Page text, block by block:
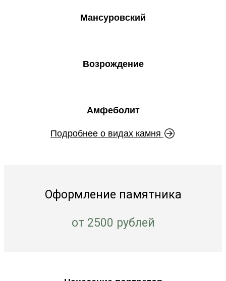
Мансуровский
Возрождение
Амфеболит
Подробнее о видах камня
Оформление памятника
от 2500 рублей